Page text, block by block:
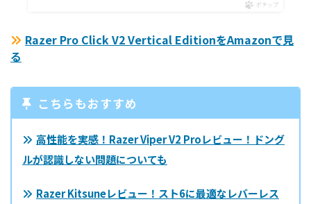
ポチップ
Razer Pro Click V2 Vertical EditionをAmazonで見
る
こちらもおすすめ
高性能を実感！Razer Viper V2 Proレビュー！ドング
ルが認識しない問題についても
Razer Kitsuneレビュー！スト6に最適なレバーレス